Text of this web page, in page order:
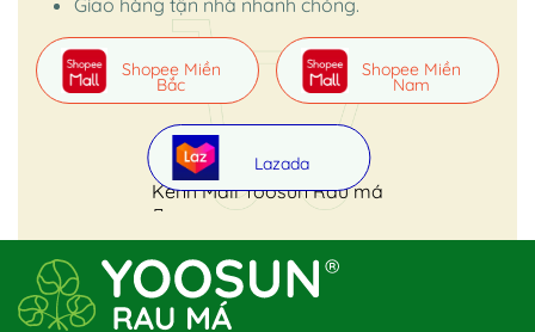
Giao hàng tận nhà nhanh chóng.
Kênh Mall Yoosun Rau má
Shopee Miền
Bắc
Shopee Miền
Nam
Lazada